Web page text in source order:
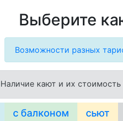
Выберите
Возможности разных
Наличие кают и их
с балконом сьют